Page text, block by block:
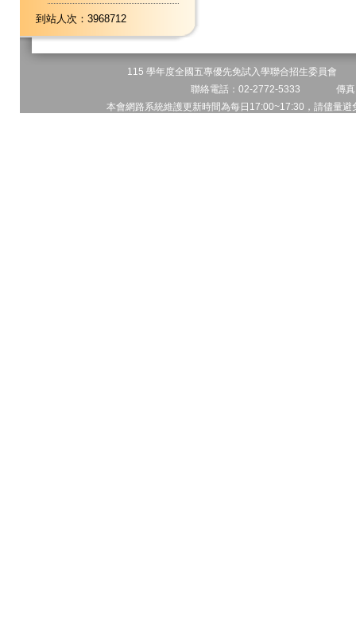
到站人次：3968712
115 學年度全國五專優先免試入學聯合招生委員會
聯絡電話：02-2772-5333 傳
本會網路系統維護更新時間為每日17:00~17:30，請儘量